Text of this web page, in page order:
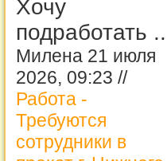
Хочу
подработать ..
Милена 21 июля
2026, 09:23 //
Работа -
Требуются
сотрудники в